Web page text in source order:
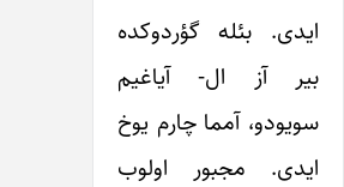
ایدی. بئله گؤردوکده
بیر آز ال- آیاغیم
سویودو، آمما چارم یوخ
ایدی. مجبور اولوب